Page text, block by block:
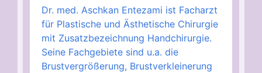
Dr. med. Aschkan Entezami ist Facharzt
für Plastische und Ästhetische Chirurgie
mit Zusatzbezeichnung Handchirurgie.
Seine Fachgebiete sind u.a. die
Brustvergrößerung, Brustverkleinerung